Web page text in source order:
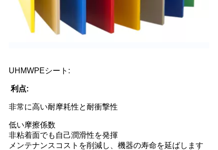
UHMWPEシート:
利点:
非常に高い耐摩耗性と耐衝撃性
低い摩擦係数
非粘着面でも自己潤滑性を発揮
メンテナンスコストを削減し、機器の寿命を延ばします